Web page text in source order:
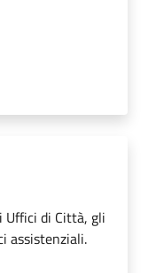
Uffici di Città, gli
assistenziali.